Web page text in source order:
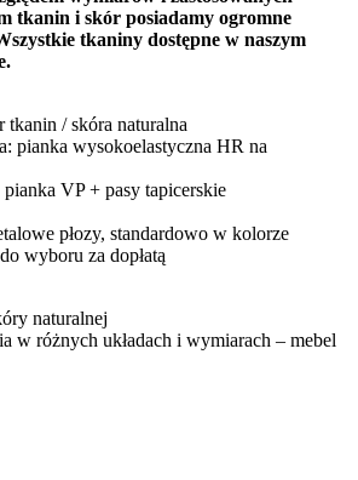
tkanin i skór posiadamy ogromne
tkaniny dostępne w naszym
/ skóra naturalna
pianka wysokoelastyczna HR na
VP + pasy tapicerskie
płozy, standardowo w kolorze
wyboru za dopłatą
naturalnej
w różnych układach i wymiarach – mebel